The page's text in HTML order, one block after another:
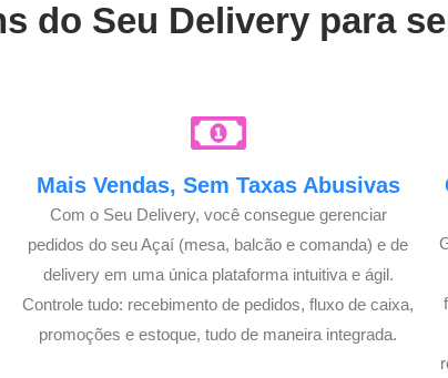
do Seu Delivery para
Mais Vendas, Sem Taxas Abusivas
Com o Seu Delivery, você consegue gerenciar
pedidos do seu Açaí (mesa, balcão e comanda) e de
delivery em uma única plataforma intuitiva e ágil.
Controle tudo: recebimento de pedidos, fluxo de caixa,
promoções e estoque, tudo de maneira integrada.